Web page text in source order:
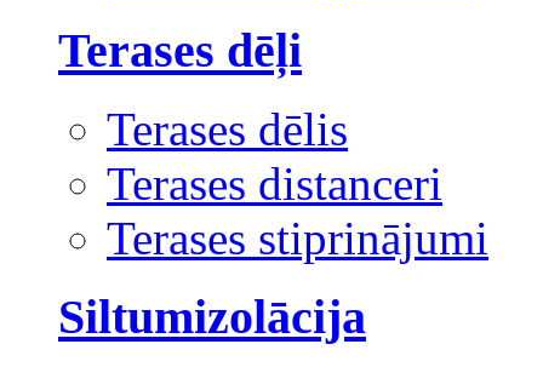
Terases dēļi
Terases dēlis
Terases distanceri
Terases stiprinājumi
Siltumizolācija